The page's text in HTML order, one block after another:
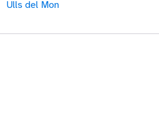
Ulls del Mon